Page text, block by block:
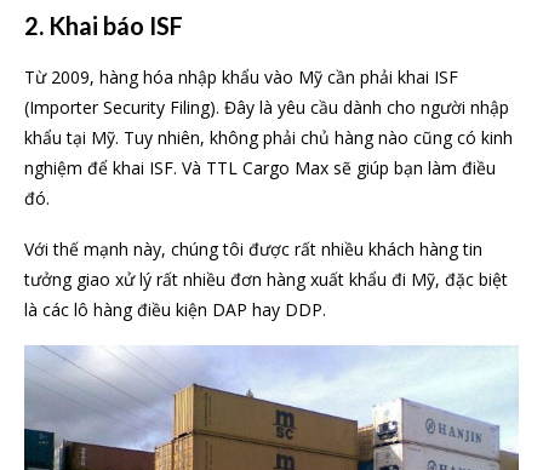
2. Khai báo ISF
Từ 2009, hàng hóa nhập khẩu vào Mỹ cần phải khai ISF
(Importer Security Filing). Đây là yêu cầu dành cho người nhập
khẩu tại Mỹ. Tuy nhiên, không phải chủ hàng nào cũng có kinh
nghiệm để khai ISF. Và TTL Cargo Max sẽ giúp bạn làm điều
đó.
Với thế mạnh này, chúng tôi được rất nhiều khách hàng tin
tưởng giao xử lý rất nhiều đơn hàng xuất khẩu đi Mỹ, đặc biệt
là các lô hàng điều kiện DAP hay DDP.